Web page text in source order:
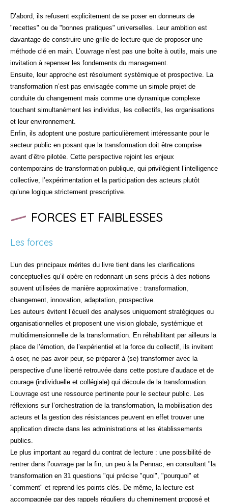
D’abord, ils refusent explicitement de se poser en donneurs de
"recettes" ou de "bonnes pratiques" universelles. Leur ambition est
davantage de construire une grille de lecture que de proposer une
méthode clé en main. L’ouvrage n’est pas une boîte à outils, mais une
invitation à repenser les fondements du management.
Ensuite, leur approche est résolument systémique et prospective. La
transformation n’est pas envisagée comme un simple projet de
conduite du changement mais comme une dynamique complexe
touchant simultanément les individus, les collectifs, les organisations
et leur environnement.
Enfin, ils adoptent une posture particulièrement intéressante pour le
secteur public en posant que la transformation doit être comprise
avant d’être pilotée. Cette perspective rejoint les enjeux
contemporains de transformation publique, qui privilégient l’intelligence
collective, l’expérimentation et la participation des acteurs plutôt
qu’une logique strictement prescriptive.
FORCES ET FAIBLESSES
Les forces
L’un des principaux mérites du livre tient dans les clarifications
conceptuelles qu’il opère en redonnant un sens précis à des notions
souvent utilisées de manière approximative : transformation,
changement, innovation, adaptation, prospective.
Les auteurs évitent l’écueil des analyses uniquement stratégiques ou
organisationnelles et proposent une vision globale, systémique et
multidimensionnelle de la transformation. En réhabilitant par ailleurs la
place de l’émotion, de l’expérientiel et la force du collectif, ils invitent
à oser, ne pas avoir peur, se préparer à (se) transformer avec la
perspective d’une liberté retrouvée dans cette posture d’audace et de
courage (individuelle et collégiale) qui découle de la transformation.
L’ouvrage est une ressource pertinente pour le secteur public. Les
réflexions sur l’orchestration de la transformation, la mobilisation des
acteurs et la gestion des résistances peuvent en effet trouver une
application directe dans les administrations et les établissements
publics.
Le plus important au regard du contrat de lecture : une possibilité de
rentrer dans l’ouvrage par la fin, un peu à la Pennac, en consultant "la
transformation en 31 questions "qui précise "quoi", "pourquoi" et
"comment" et reprend les points clés. De même, la lecture est
accompagnée par des rappels réguliers du cheminement proposé et